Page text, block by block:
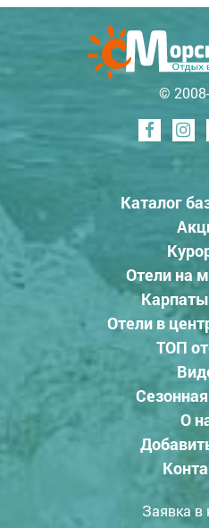
©
Каталог
Отели на
Отели в
ТОП
О
Заявка в